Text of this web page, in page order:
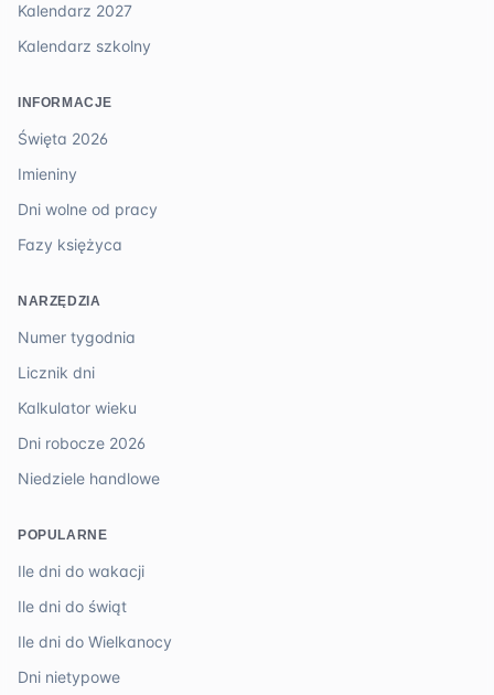
Kalendarz 2027
Kalendarz szkolny
INFORMACJE
Święta 2026
Imieniny
Dni wolne od pracy
Fazy księżyca
NARZĘDZIA
Numer tygodnia
Licznik dni
Kalkulator wieku
Dni robocze 2026
Niedziele handlowe
POPULARNE
Ile dni do wakacji
Ile dni do świąt
Ile dni do Wielkanocy
Dni nietypowe